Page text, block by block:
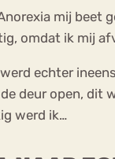
mij beet
omdat ik mij
echter
deur open, dit
werd ik…